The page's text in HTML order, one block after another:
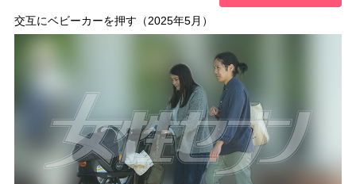
交互にベビーカーを押す（2025年5月）